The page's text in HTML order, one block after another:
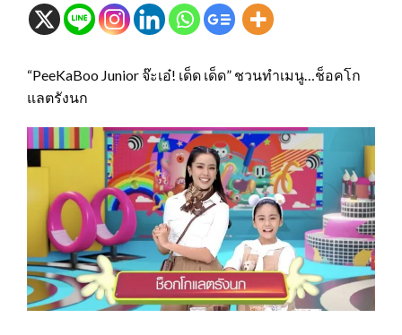
“PeeKaBoo Junior จ๊ะเอ๋! เด็ด เด็ด” ชวนทำเมนู…ช็อคโก
แลตรังนก